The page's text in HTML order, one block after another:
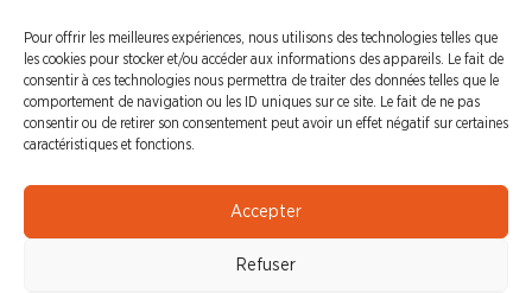
Pour offrir les meilleures expériences, nous utilisons des technologies telles que
les cookies pour stocker et/ou accéder aux informations des appareils. Le fait de
consentir à ces technologies nous permettra de traiter des données telles que le
comportement de navigation ou les ID uniques sur ce site. Le fait de ne pas
consentir ou de retirer son consentement peut avoir un effet négatif sur certaines
caractéristiques et fonctions.
Accepter
Refuser
CFDT Cadres
CFDT Retraités
L'UFFA
PRESSE
Communiqué de Presse
Revue de Presse